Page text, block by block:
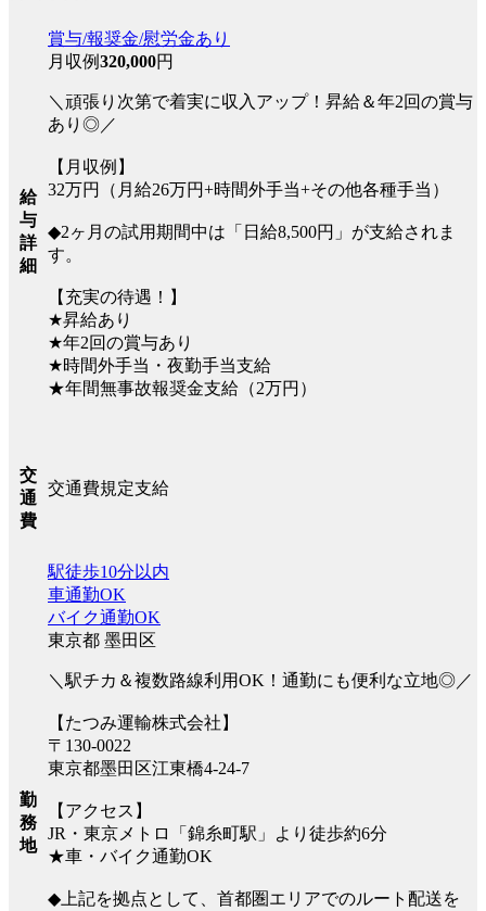
給
与
詳
細
賞与/報奨金/慰労金あり
月収例320,000円
＼頑張り次第で着実に収入アップ！昇給＆年2回の賞与
あり◎／
【月収例】
32万円（月給26万円+時間外手当+その他各種手当）
◆2ヶ月の試用期間中は「日給8,500円」が支給されま
す。
【充実の待遇！】
★昇給あり
★年2回の賞与あり
★時間外手当・夜勤手当支給
★年間無事故報奨金支給（2万円）
交
通
費
交通費規定支給
勤
務
地
駅徒歩10分以内
車通勤OK
バイク通勤OK
東京都 墨田区
＼駅チカ＆複数路線利用OK！通勤にも便利な立地◎／
【たつみ運輸株式会社】
〒130-0022
東京都墨田区江東橋4-24-7
【アクセス】
JR・東京メトロ「錦糸町駅」より徒歩約6分
★車・バイク通勤OK
◆上記を拠点として、首都圏エリアでのルート配送を